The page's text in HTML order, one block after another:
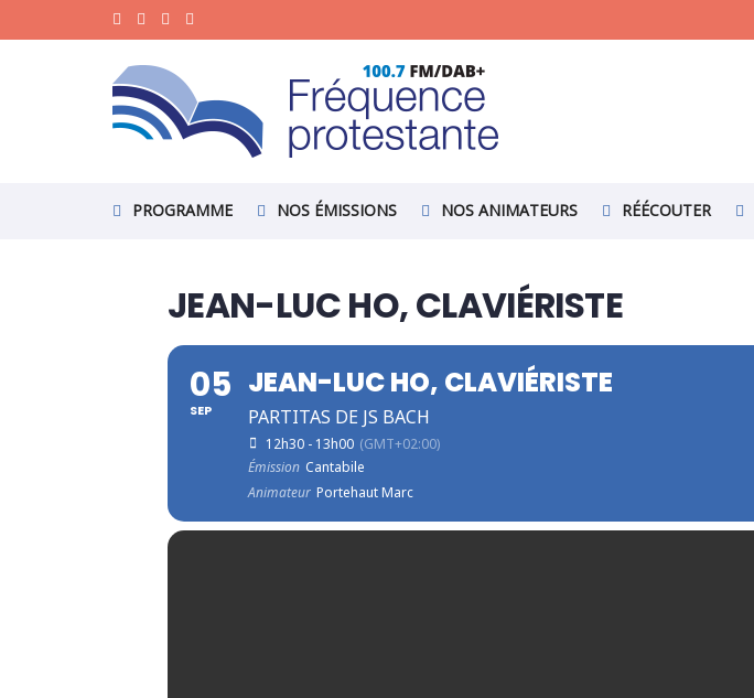
PROGRAMME NOS ÉMISSIONS NOS ANIMATEURS RÉÉCOUTER
JEAN-LUC HO, CLAVIÉRISTE
05
SEP
JEAN-LUC HO, CLAVIÉRISTE
PARTITAS DE JS BACH
12h30 - 13h00 (GMT+02:00)
Émission Cantabile
Animateur Portehaut Marc